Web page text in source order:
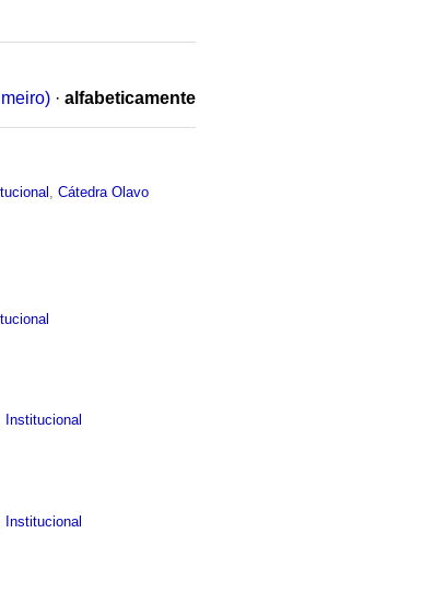
· alfabeticamente
,Cátedra Olavo
Institucional
Institucional